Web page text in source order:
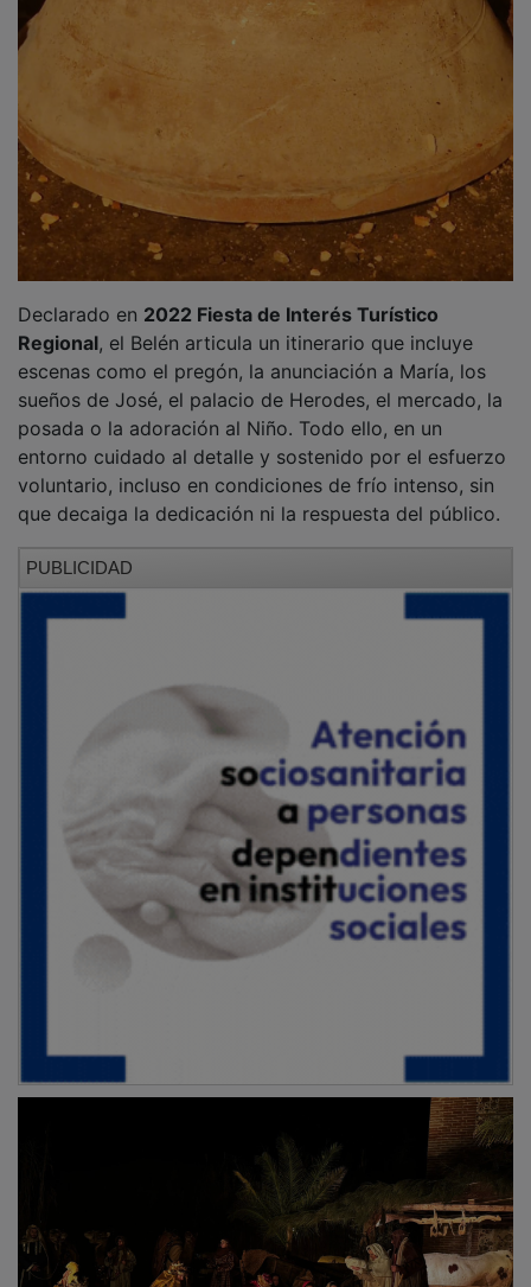
NOTICIAS RELACIONADAS
Esta es la versión oficial de lo que ocurrió
con Gaspar en la Cabalgata de Reyes